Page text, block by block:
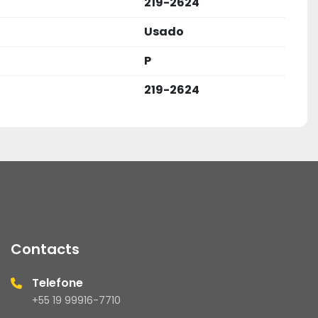
da peça.
que a instalação seja realizada por um
de entrega e cadastro estão atualizados.
é muito importante!
Usado
P
219-2624
Contacts
Telefone
+55 19 99916-7710